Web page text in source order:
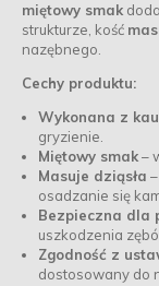
miętowy smak
strukturze, kość
nazębnego.
Cechy produktu:
Wykonana z
gryzienie.
Miętowy smak–
Masuje dziąsła
osadzanie się
Bezpieczna dla
uszkodzenia
Zgodność z
dostosowany do